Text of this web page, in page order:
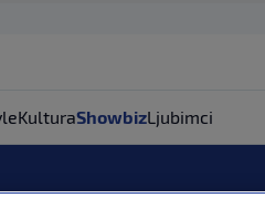
KulturaShowbizLjubimci